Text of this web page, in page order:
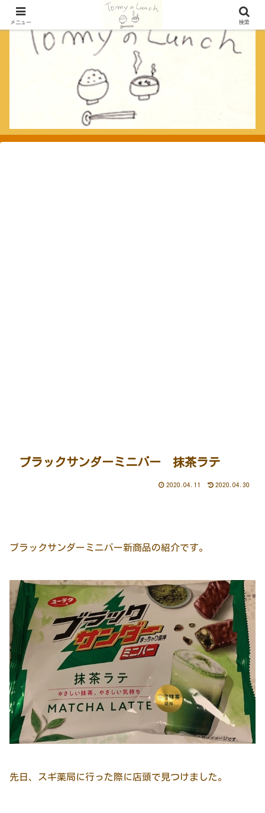
ブラックサンダーミニバー 抹茶ラテ
2020.04.11 2020.04.30
ブラックサンダーミニバー新商品の紹介です。
先日、スギ薬局に行った際に店頭で見つけました。
メニュー 検索